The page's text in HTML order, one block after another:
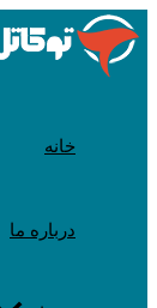
شدن
خانه
درباره ما